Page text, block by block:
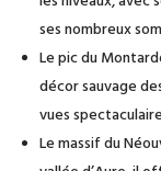
ses nombreux
Le pic du
décor sauvage
vues
Le massif du